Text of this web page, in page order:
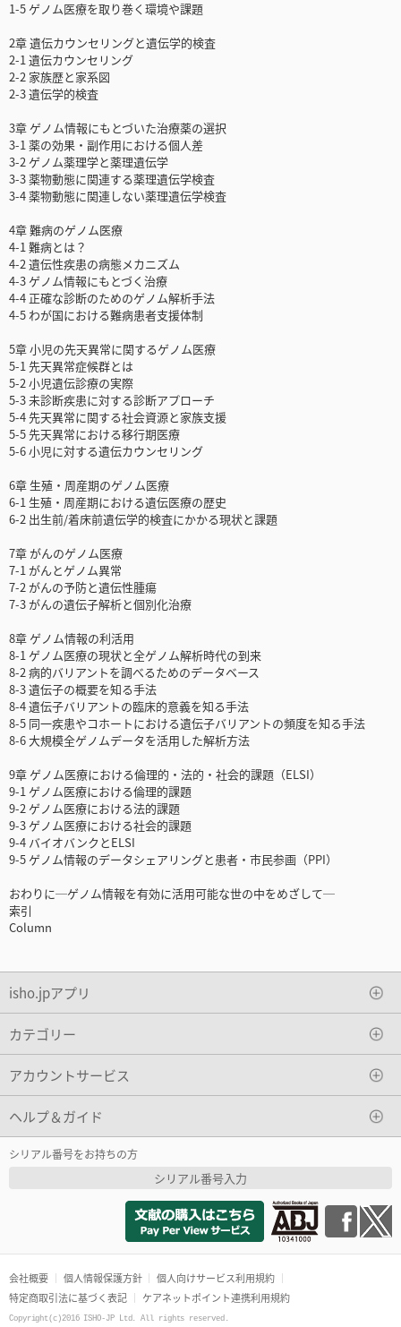
1-5 ゲノム医療を取り巻く環境や課題
2章 遺伝カウンセリングと遺伝学的検査
2-1 遺伝カウンセリング
2-2 家族歴と家系図
2-3 遺伝学的検査
3章 ゲノム情報にもとづいた治療薬の選択
3-1 薬の効果・副作用における個人差
3-2 ゲノム薬理学と薬理遺伝学
3-3 薬物動態に関連する薬理遺伝学検査
3-4 薬物動態に関連しない薬理遺伝学検査
4章 難病のゲノム医療
4-1 難病とは？
4-2 遺伝性疾患の病態メカニズム
4-3 ゲノム情報にもとづく治療
4-4 正確な診断のためのゲノム解析手法
4-5 わが国における難病患者支援体制
5章 小児の先天異常に関するゲノム医療
5-1 先天異常症候群とは
5-2 小児遺伝診療の実際
5-3 未診断疾患に対する診断アプローチ
5-4 先天異常に関する社会資源と家族支援
5-5 先天異常における移行期医療
5-6 小児に対する遺伝カウンセリング
6章 生殖・周産期のゲノム医療
6-1 生殖・周産期における遺伝医療の歴史
6-2 出生前/着床前遺伝学的検査にかかる現状と課題
7章 がんのゲノム医療
7-1 がんとゲノム異常
7-2 がんの予防と遺伝性腫瘍
7-3 がんの遺伝子解析と個別化治療
8章 ゲノム情報の利活用
8-1 ゲノム医療の現状と全ゲノム解析時代の到来
8-2 病的バリアントを調べるためのデータベース
8-3 遺伝子の概要を知る手法
8-4 遺伝子バリアントの臨床的意義を知る手法
8-5 同一疾患やコホートにおける遺伝子バリアントの頻度を知る手法
8-6 大規模全ゲノムデータを活用した解析方法
9章 ゲノム医療における倫理的・法的・社会的課題（ELSI）
9-1 ゲノム医療における倫理的課題
9-2 ゲノム医療における法的課題
9-3 ゲノム医療における社会的課題
9-4 バイオバンクとELSI
9-5 ゲノム情報のデータシェアリングと患者・市民参画（PPI）
おわりに─ゲノム情報を有効に活用可能な世の中をめざして─
索引
Column
isho.jpアプリ
カテゴリー
アカウントサービス
ヘルプ＆ガイド
シリアル番号をお持ちの方
シリアル番号入力
会社概要 個人情報保護方針
個人向けサービス利用規約
特定商取引法に基づく表記
ケアネットポイント連携利用規約
Copyright(c)2016 ISHO-JP Ltd. All rights reserved.